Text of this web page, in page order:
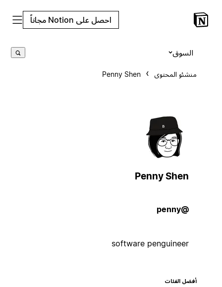
احصل على Notion مجاناً
منشئو المحتوى Penny Shen
Penny Shen
software penguineer
أفضل الفئات